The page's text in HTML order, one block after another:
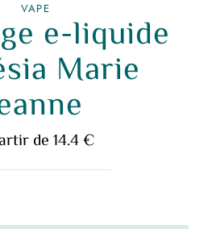
VAPE
e-liquide
Marie
de 14.4 €